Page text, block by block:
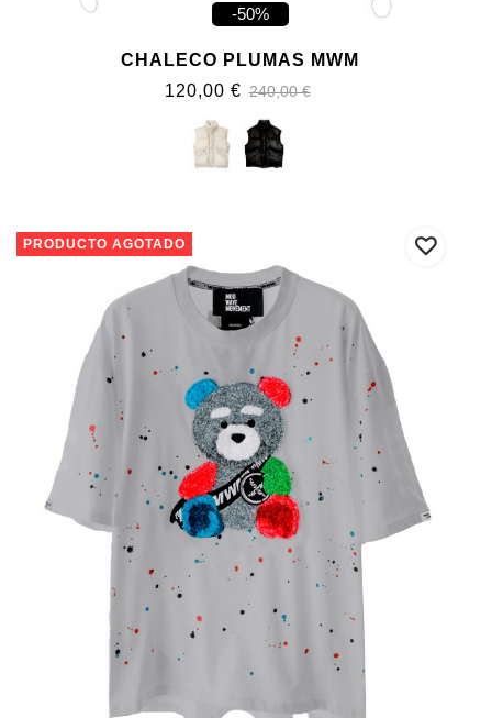
-50%
CHALECO PLUMAS MWM
120,00 € 240,00 €
PRODUCTO AGOTADO